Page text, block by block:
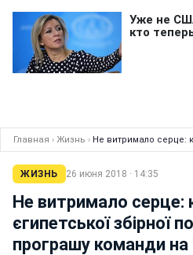
Главная › Жизнь › Не витримало серце:
ЖИЗНЬ 26 июня 2018 · 14:35
Не витримало серце:
єгипетської збірної
програшу команди